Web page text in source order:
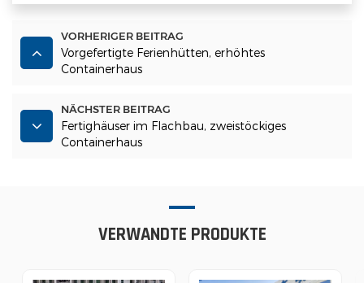
VORHERIGER BEITRAG
Vorgefertigte Ferienhütten, erhöhtes
Containerhaus
NÄCHSTER BEITRAG
Fertighäuser im Flachbau, zweistöckiges
Containerhaus
VERWANDTE PRODUKTE